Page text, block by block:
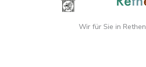
Wir für Sie in Rethen